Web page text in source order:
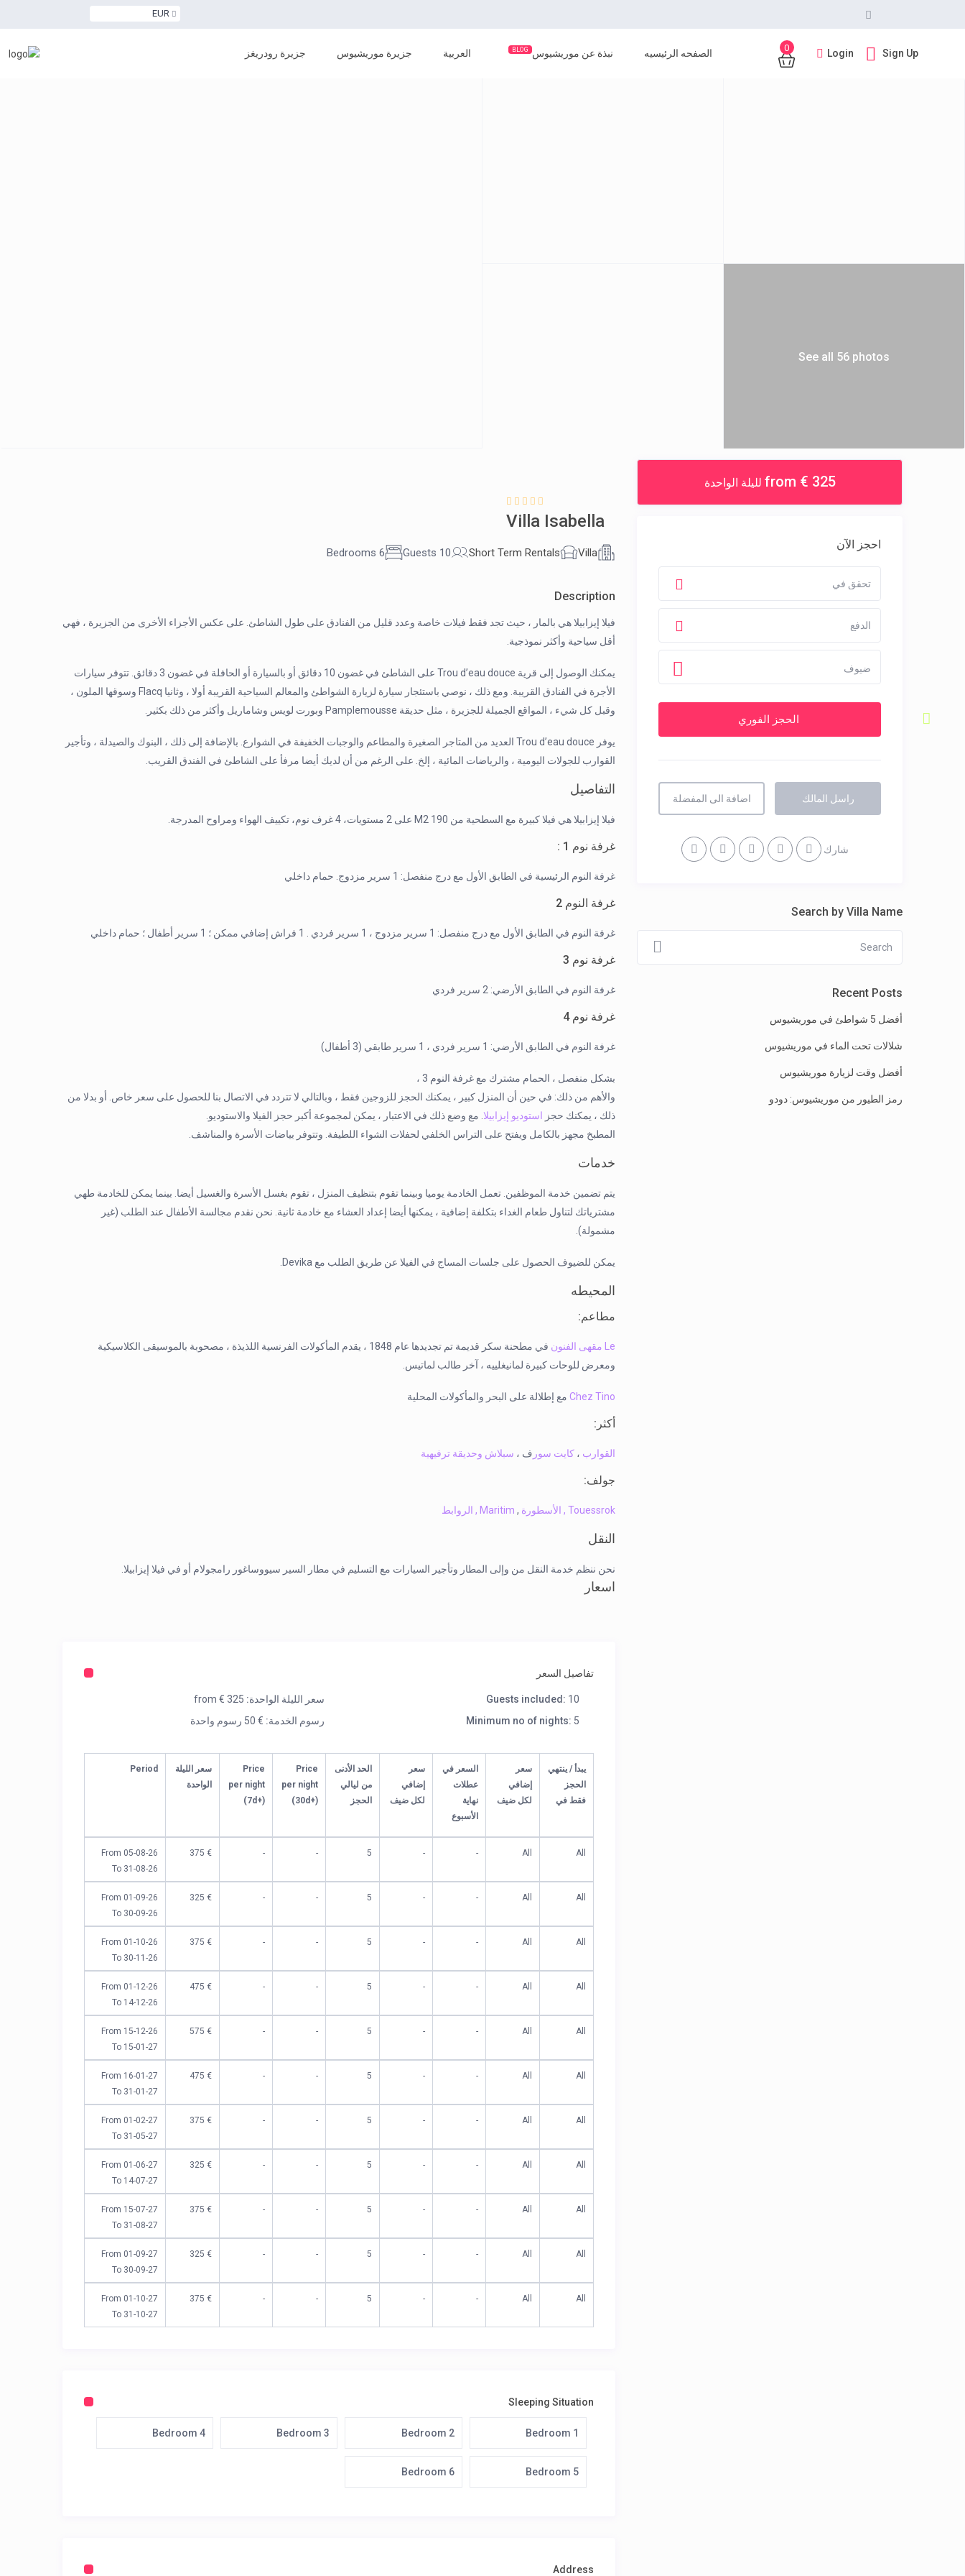
EUR
0 Login Sign Up الصفحه الرئيسيه نبذة عن موريشيوس BLOG العربية جزيرة موريشيوس جزيرة رودريغز
See all 56 photos
Villa Isabella
Villa
Short Term Rentals
10 Guests
6 Bedrooms
Description
فيلا إيزابيلا هي بالمار ، حيث تجد فقط فيلات خاصة وعدد قليل من الفنادق على طول الشاطئ. على عكس الأجزاء الأخرى من الجزيرة ، فهي
أقل سياحية وأكثر نموذجية.
يمكنك الوصول إلى قرية Trou d’eau douce على الشاطئ في غضون 10 دقائق أو بالسيارة أو الحافلة في غضون 3 دقائق. تتوفر سيارات
الأجرة في الفنادق القريبة. ومع ذلك ، نوصي باستئجار سيارة لزيارة الشواطئ والمعالم السياحية القريبة أولا ، وثانيا Flacq وسوقها الملون ،
وقبل كل شيء ، المواقع الجميلة للجزيرة ، مثل حديقة Pamplemousse وبورت لويس وشاماريل وأكثر من ذلك بكثير.
يوفر Trou d’eau douce العديد من المتاجر الصغيرة والمطاعم والوجبات الخفيفة في الشوارع. بالإضافة إلى ذلك ، البنوك والصيدلة ، وتأجير
القوارب للجولات اليومية ، والرياضات المائية ، إلخ. على الرغم من أن لديك أيضا مرفأ على الشاطئ في الفندق القريب.
التفاصيل
فيلا إيزابيلا هي فيلا كبيرة مع السطحية من 190 M2 على 2 مستويات، 4 غرف نوم، تكييف الهواء ومراوح المدرجة.
غرفة نوم 1 :
غرفة النوم الرئيسية في الطابق الأول مع درج منفصل: 1 سرير مزدوج. حمام داخلي
غرفة النوم 2
غرفة النوم في الطابق الأول مع درج منفصل: 1 سرير مزدوج ، 1 سرير فردي . 1 فراش إضافي ممكن ؛ 1 سرير أطفال ؛ حمام داخلي
غرفة نوم 3
غرفة النوم في الطابق الأرضي: 2 سرير فردي
غرفة نوم 4
غرفة النوم في الطابق الأرضي: 1 سرير فردي ، 1 سرير طابقي (3 أطفال)
بشكل منفصل ، الحمام مشترك مع غرفة النوم 3 ،
والأهم من ذلك: في حين أن المنزل كبير ، يمكنك الحجز للزوجين فقط ، وبالتالي لا تتردد في الاتصال بنا للحصول على سعر خاص. أو بدلا من
ذلك ، يمكنك حجز استوديو إيزابيلا . مع وضع ذلك في الاعتبار ، يمكن لمجموعة أكبر حجز الفيلا والاستوديو.
المطبخ مجهز بالكامل ويفتح على التراس الخلفي لحفلات الشواء اللطيفة. وتتوفر بياضات الأسرة والمناشف.
خدمات
يتم تضمين خدمة الموظفين. تعمل الخادمة يوميا وبينما تقوم بتنظيف المنزل ، تقوم بغسل الأسرة والغسيل أيضا. بينما يمكن للخادمة طهي
مشترياتك لتناول طعام الغداء بتكلفة إضافية ، يمكنها أيضا إعداد العشاء مع خادمة ثانية. نحن نقدم مجالسة الأطفال عند الطلب (غير
مشمولة).
يمكن للضيوف الحصول على جلسات المساج في الفيلا عن طريق الطلب مع Devika.
المحيطه
مطاعم:
Le مقهى الفنون
في مطحنة سكر قديمة تم تجديدها عام 1848 ، يقدم المأكولات الفرنسية اللذيذة ، مصحوبة بالموسيقى الكلاسيكية
ومعرض للوحات كبيرة لمانيغلييه ، آخر طالب لماتيس.
Chez Tino مع إطلالة على البحر والمأكولات المحلية
أكثر:
القوارب ، كايت سور ف ، سبلاش وحديقة ترفيهية
جولف:
Touessrok
, الأسطورة ,
Maritim
, الروابط
النقل
نحن ننظم خدمة النقل من وإلى المطار وتأجير السيارات مع التسليم في مطار السير سيووساغور رامجولام أو في فيلا إيزابيلا.
اسعار
تفاصيل السعر
سعر الليلة الواحدة: Guests included: 10
رسوم الخدمة: € 50 رسوم واحدة Minimum no of nights: 5
Period
سعر الليلة
الواحدة
Price
per night
(7d+)
Price
per night
(30d+)
الحد الأدنى
من ليالي
الحجز
سعر
إضافي
لكل ضيف
السعر في
عطلات
نهاية
الأسبوع
سعر
إضافي
لكل ضيف
يبدأ / ينتهي
الحجز
فقط في
From 05-08-26
To 31-08-26
€ 375 - - 5 - - All All
From 01-09-26
To 30-09-26
€ 325 - - 5 - - All All
From 01-10-26
To 30-11-26
€ 375 - - 5 - - All All
From 01-12-26
To 14-12-26
€ 475 - - 5 - - All All
From 15-12-26
To 15-01-27
€ 575 - - 5 - - All All
From 16-01-27
To 31-01-27
€ 475 - - 5 - - All All
From 01-02-27
To 31-05-27
€ 375 - - 5 - - All All
From 01-06-27
To 14-07-27
€ 325 - - 5 - - All All
From 15-07-27
To 31-08-27
€ 375 - - 5 - - All All
From 01-09-27
To 30-09-27
€ 325 - - 5 - - All All
From 01-10-27
To 31-10-27
€ 375 - - 5 - - All All
Sleeping Situation
Bedroom 1
Bedroom 2
Bedroom 3
Bedroom 4
Bedroom 5
Bedroom 6
Address
from € 325 لليلة الواحدة
احجز الآن
ضيوف
اضافة الى المفضلة راسل المالك
شارك
Search by Villa Name
Recent Posts
أفضل 5 شواطئ في موريشيوس
شلالات تحت الماء في موريشيوس
أفضل وقت لزيارة موريشيوس
رمز الطيور من موريشيوس: دودو